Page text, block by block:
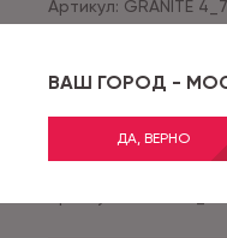
ВАШ ГОРОД -
ДА, ВЕРНО
Артикул: GRANITE
STRONGRU PLUS